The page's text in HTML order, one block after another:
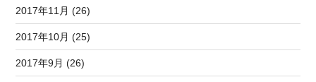
2017年11月 (26)
2017年10月 (25)
2017年9月 (26)